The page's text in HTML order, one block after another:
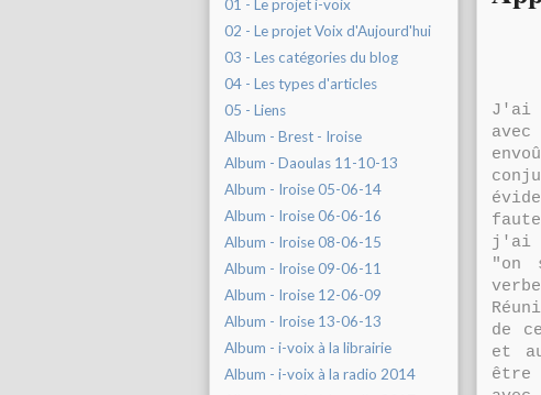
01 - Le projet i-voix
02 - Le projet Voix d'Aujourd'hui
03 - Les catégories du blog
04 - Les types d'articles
05 - Liens
Album - Brest - Iroise
Album - Daoulas 11-10-13
Album - Iroise 05-06-14
Album - Iroise 06-06-16
Album - Iroise 08-06-15
Album - Iroise 09-06-11
Album - Iroise 12-06-09
Album - Iroise 13-06-13
Album - i-voix à la librairie
Album - i-voix à la radio 2014
J'ai
j'ai
"on
de
et
être